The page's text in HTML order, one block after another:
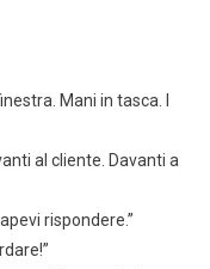
Mani in tasca. I
al cliente. Davanti a
rispondere.”